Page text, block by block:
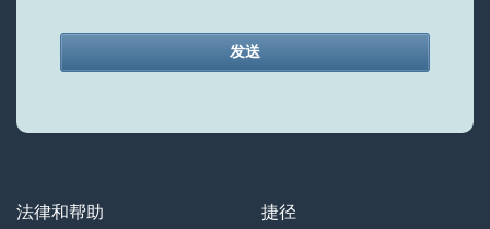
发送
left
blank
法律和帮助 捷径